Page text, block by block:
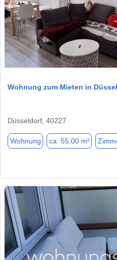
Wohnung zum Mieten in
Düsseldorf, 40227
Wohnung ca. 55,00 m²